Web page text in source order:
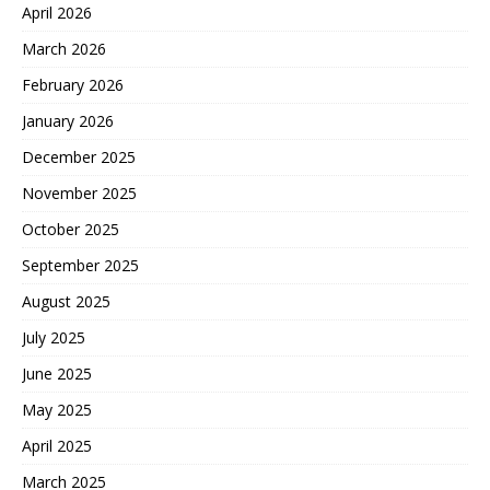
April 2026
March 2026
February 2026
January 2026
December 2025
November 2025
October 2025
September 2025
August 2025
July 2025
June 2025
May 2025
April 2025
March 2025